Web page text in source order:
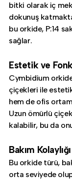
bitki olarak iç
dokunuş
bu orkide, P:14
sağlar.
Estetik ve
Cymbidium
çiçekleri ile
hem de ofis
Uzun ömürlü
kalabilir, bu da
Bakım Kolaylığı
Bu orkide türü,
orta seviyede